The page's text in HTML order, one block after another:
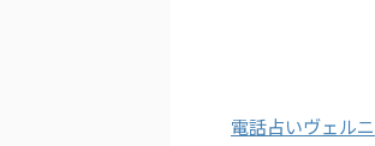
電話占いヴェルニ